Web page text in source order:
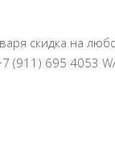
скидка на
(911) 695 4053